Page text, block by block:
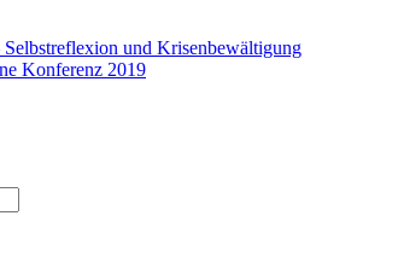
und Krisenbewältigung
Konferenz 2019